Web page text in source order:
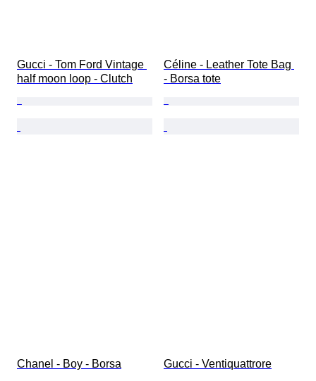
Gucci - Tom Ford Vintage
half moon loop - Clutch
Céline - Leather Tote Bag
- Borsa tote
Chanel - Boy - Borsa Gucci - Ventiquattrore